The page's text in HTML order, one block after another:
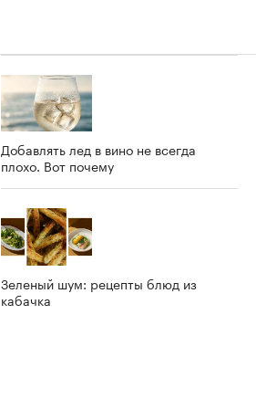
Добавлять лед в вино не всегда
плохо. Вот почему
Зеленый шум: рецепты блюд из
кабачка